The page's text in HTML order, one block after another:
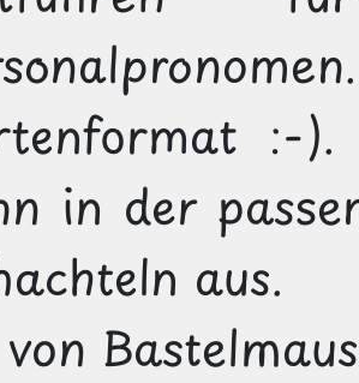
:-).
in der
aus.
Bastelmaus